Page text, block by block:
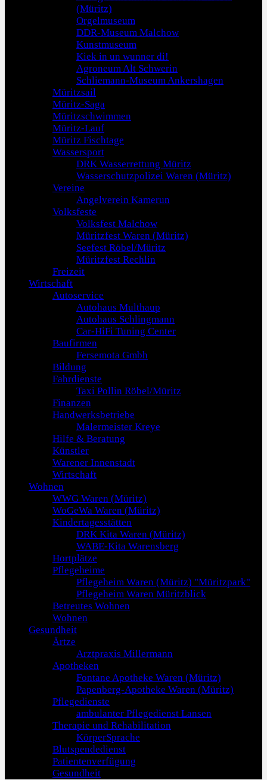
(Müritz)
Orgelmuseum
DDR-Museum Malchow
Kunstmuseum
Kiek in un wunner di!
Agroneum Alt Schwerin
Schliemann-Museum Ankershagen
Müritzsail
Müritz-Saga
Müritzschwimmen
Müritz-Lauf
Müritz Fischtage
Wassersport
DRK Wasserrettung Müritz
Wasserschutzpolizei Waren (Müritz)
Vereine
Angelverein Kamerun
Volksfeste
Volksfest Malchow
Müritzfest Waren (Müritz)
Seefest Röbel/Müritz
Müritzfest Rechlin
Freizeit
Wirtschaft
Autoservice
Autohaus Multhaup
Autohaus Schlingmann
Car-HiFi Tuning Center
Baufirmen
Fersemota Gmbh
Bildung
Fahrdienste
Taxi Pollin Röbel/Müritz
Finanzen
Handwerksbetriebe
Malermeister Kreye
Hilfe & Beratung
Künstler
Warener Innenstadt
Wirtschaft
Wohnen
WWG Waren (Müritz)
WoGeWa Waren (Müritz)
Kindertagesstätten
DRK Kita Waren (Müritz)
WABE-Kita Warensberg
Hortplätze
Pflegeheime
Pflegeheim Waren (Müritz) "Müritzpark"
Pflegeheim Waren Müritzblick
Betreutes Wohnen
Wohnen
Gesundheit
Ärtze
Arztpraxis Millermann
Apotheken
Fontane Apotheke Waren (Müritz)
Papenberg-Apotheke Waren (Müritz)
Pflegedienste
ambulanter Pflegedienst Lansen
Therapie und Rehabilitation
KörperSprache
Blutspendedienst
Patientenverfügung
Gesundheit